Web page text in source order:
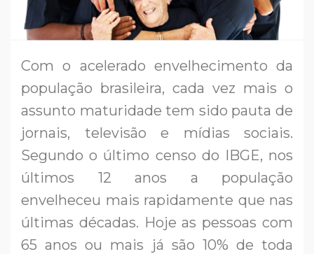
Com o acelerado envelhecimento da
população brasileira, cada vez mais o
assunto maturidade tem sido pauta de
jornais, televisão e mídias sociais.
Segundo o último censo do IBGE, nos
últimos 12 anos a população
envelheceu mais rapidamente que nas
últimas décadas. Hoje as pessoas com
65 anos ou mais já são 10% de toda